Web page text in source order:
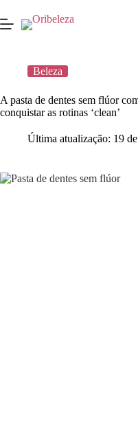
para
o
Beleza
A pasta de dentes sem flúor
conquistar as rotinas ‘clean’
Última atualização: 19